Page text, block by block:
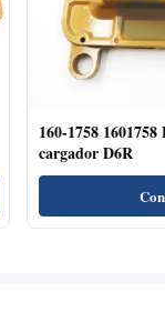
160-1758
cargador D6R